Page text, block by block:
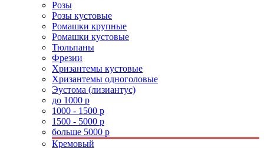
Розы
Розы кустовые
Ромашки крупные
Ромашки кустовые
Тюльпаны
Фрезии
Хризантемы кустовые
Хризантемы одноголовые
Эустома (лизиантус)
до 1000 р
1000 - 1500 р
1500 - 5000 р
больше 5000 р
Кремовый